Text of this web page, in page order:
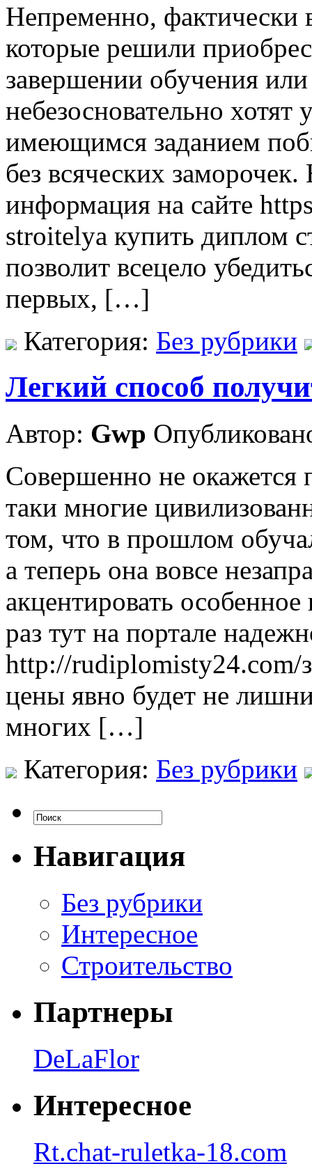
Непременно, фактически
которые решили
завершении обучения или
небезосновательно хотят
имеющимся заданием
без всяческих
информация на сайте
stroitelya купить диплом
позволит всецело
первых, […]
Категория: Без рубрики
Легкий способ
Автор: Gwp
Совершенно не окажется
таки многие
том, что в прошлом
а теперь она вовсе
акцентировать
раз тут на портале
http://rudiplomisty24.com/
цены явно будет не
многих […]
Категория: Без рубрики
Навигация
Без рубрики
Интересное
Строительство
Партнеры
DeLaFlor
Интересное
Rt.chat-ruletka-18.com